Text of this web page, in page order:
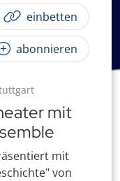
einbetten
abonnieren
mit
mit
von